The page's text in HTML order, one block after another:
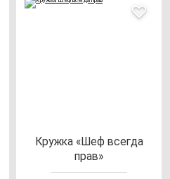
Круж­ка «Шеф всег­да
прав»